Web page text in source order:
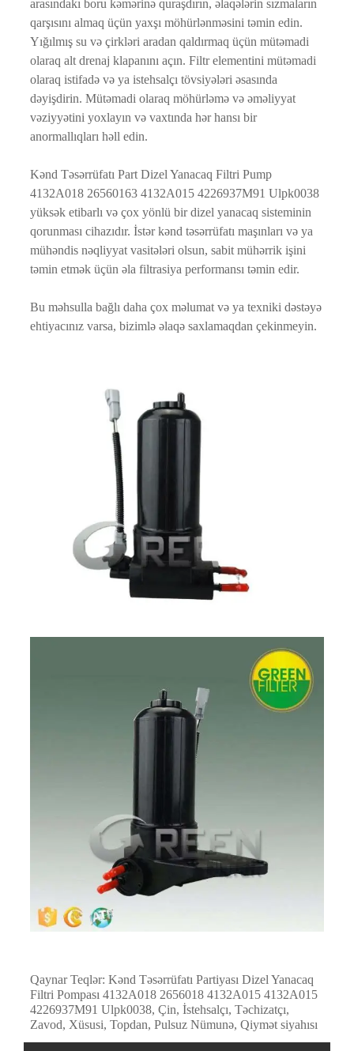
arasındakı boru kəmərinə quraşdırın, əlaqələrin sızmaların
qarşısını almaq üçün yaxşı möhürlənməsini təmin edin.
Yığılmış su və çirkləri aradan qaldırmaq üçün mütəmadi
olaraq alt drenaj klapanını açın. Filtr elementini mütəmadi
olaraq istifadə və ya istehsalçı tövsiyələri əsasında
dəyişdirin. Mütəmadi olaraq möhürləmə və əməliyyat
vəziyyətini yoxlayın və vaxtında hər hansı bir
anormallıqları həll edin.
Kənd Təsərrüfatı Part Dizel Yanacaq Filtri Pump
4132A018 26560163 4132A015 4226937M91 Ulpk0038
yüksək etibarlı və çox yönlü bir dizel yanacaq sisteminin
qorunması cihazıdır. İstər kənd təsərrüfatı maşınları və ya
mühəndis nəqliyyat vasitələri olsun, sabit mühərrik işini
təmin etmək üçün əla filtrasiya performansı təmin edir.
Bu məhsulla bağlı daha çox məlumat və ya texniki dəstəyə
ehtiyacınız varsa, bizimlə əlaqə saxlamaqdan çekinmeyin.
Qaynar Teqlər: Kənd Təsərrüfatı Partiyası Dizel Yanacaq
Filtri Pompası 4132A018 2656018 4132A015 4132A015
4226937M91 Ulpk0038, Çin, İstehsalçı, Təchizatçı,
Zavod, Xüsusi, Topdan, Pulsuz Nümunə, Qiymət siyahısı